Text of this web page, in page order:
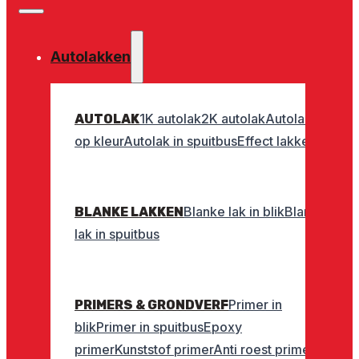
Autolakken
AUTOLAK1K autolak2K autolakAutolak
op kleurAutolak in spuitbusEffect lakken
BLANKE LAKKENBlanke lak in blikBlanke
lak in spuitbus
PRIMERS & GRONDVERFPrimer in
blikPrimer in spuitbusEpoxy
primerKunststof primerAnti roest primer